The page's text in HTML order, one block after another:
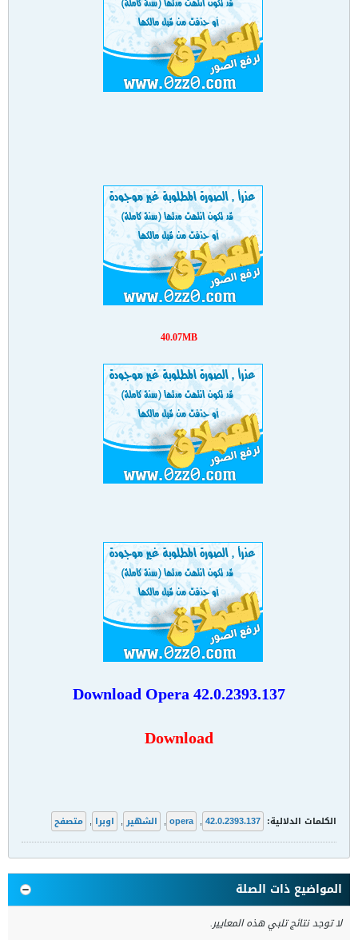
40.07MB
Download Opera 42.0.2393.137
Download
الكلمات الدلالية: 42.0.2393.137
,
opera
, الشهير , اوبرا , متصفح
المواضيع ذات الصلة
لا توجد نتائج تلبي هذه المعايير.